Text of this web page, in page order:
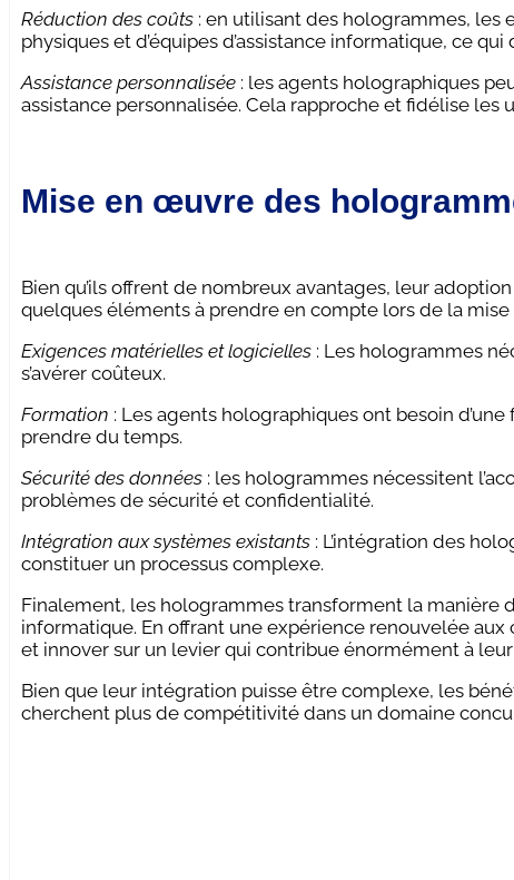
Réduction des coûts : en utilisant des hologrammes, les
physiques et d’équipes d’assistance informatique, ce
Assistance personnalisée : les agents holographiques
assistance personnalisée. Cela rapproche et fidélise les
Mise en œuvre des
Bien qu’ils offrent de nombreux avantages, leur
quelques éléments à prendre en compte lors de la
Exigences matérielles et logicielles : Les hologrammes
s’avérer coûteux.
Formation : Les agents holographiques ont besoin
prendre du temps.
Sécurité des données : les hologrammes nécessitent
problèmes de sécurité et confidentialité.
Intégration aux systèmes existants : L’intégration des
constituer un processus complexe.
Finalement, les hologrammes transforment la manière
informatique. En offrant une expérience renouvelée
et innover sur un levier qui contribue énormément à
Bien que leur intégration puisse être complexe, les
cherchent plus de compétitivité dans un domaine